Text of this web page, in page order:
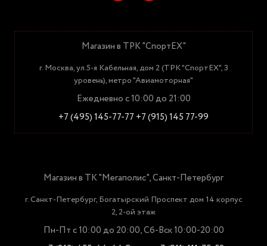
Магазин в ТРК "СпортЕХ"
г. Москва, ул.5-я Кабельная, дом 2 (ТРК "СпортЕХ", 3
уровень), метро "Авиамоторная"
Ежедневно с 10:00 до 21:00
+7 (495) 145-77-77 +7 (915) 145 77-99
Магазин в ТК "Мегаполис", Санкт-Петербург
г. Санкт-Петербург, Богатырский Проспект дом 14 корпус
2, 2-ой этаж
Пн-Пт с 10:00 до 20:00, Сб-Вск 10:00-20:00